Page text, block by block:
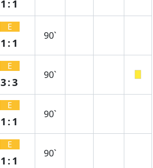
1:1
E
1:1
90`
E
3:3
90`
E
1:1
90`
E
1:1
90`